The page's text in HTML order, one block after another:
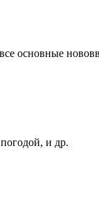
основные
и др.